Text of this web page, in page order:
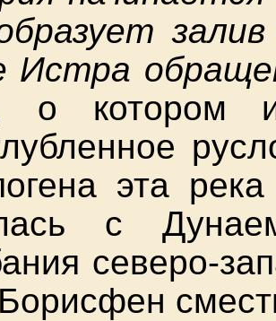
Истра
о котором
эта
с
северо-